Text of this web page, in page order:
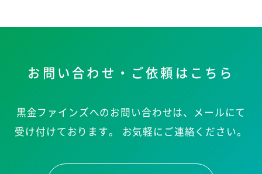
お問い合わせ・ご依頼はこちら
黒金ファインズへのお問い合わせは、メールにて
受け付けております。
お気軽にご連絡ください。